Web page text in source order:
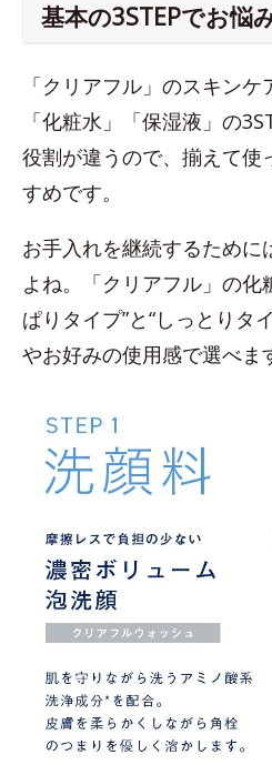
基本の3STEPでお悩
「クリアフル」のスキンケ
「化粧水」「保湿液」の
役割が違うので、揃えて使
すめです。
お手入れを継続するために
よね。「クリアフル」の化
ぱりタイプ”と“しっとりタ
やお好みの使用感で選べま